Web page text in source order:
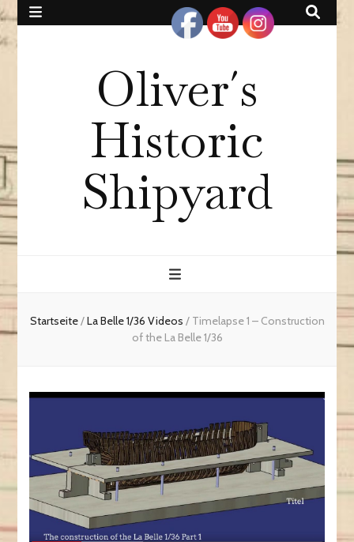
Oliver´s
Historic
Shipyard
Startseite/La Belle 1/36 Videos / Timelapse 1 – Construction
of the La Belle 1/36